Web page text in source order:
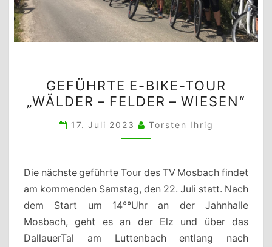
E-
BIKE-
TOUR
„WÄLDER
FELDER
–
WIESEN“
GEFÜHRTE E-BIKE-TOUR
„WÄLDER – FELDER – WIESEN“
17. Juli 2023 Torsten Ihrig
Die nächste geführte Tour des TV Mosbach findet
am kommenden Samstag, den 22. Juli statt. Nach
dem Start um 14°°Uhr an der Jahnhalle
Mosbach, geht es an der Elz und über das
DallauerTal am Luttenbach entlang nach